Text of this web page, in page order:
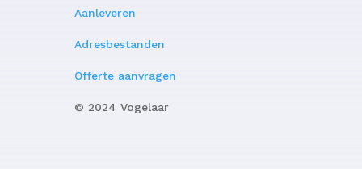
Aanleveren
Adresbestanden
Offerte aanvragen
© 2024 Vogelaar